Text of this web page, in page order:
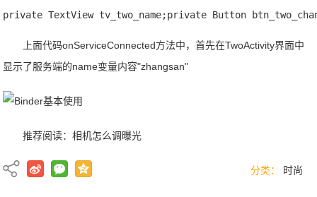
private TextView tv_two_name;private Button
上面代码onServiceConnected方法中，首先在TwoActivity界面中
显示了服务端的name变量内容"zhangsan"
推荐阅读：相机怎么调曝光
分类： 时尚